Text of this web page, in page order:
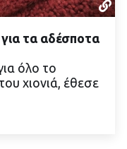
τα αδέσποτα
όλο το
χιονιά, έθεσε